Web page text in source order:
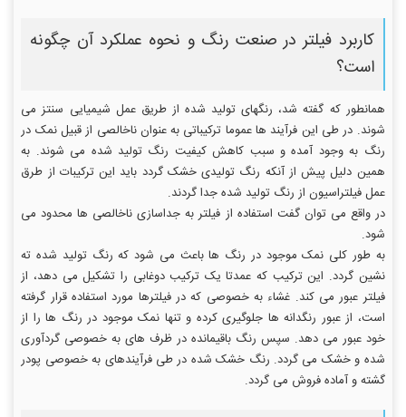
کاربرد فیلتر در صنعت رنگ و نحوه عملکرد آن چگونه
است؟
همانطور که گفته شد، رنگهای تولید شده از طریق عمل شیمیایی سنتز می
شوند. در طی این فرآیند ها عموما ترکیباتی به عنوان ناخالصی از قبیل نمک در
رنگ به وجود آمده و سبب کاهش کیفیت رنگ تولید شده می شوند. به
همین دلیل پیش از آنکه رنگ تولیدی خشک گردد باید این ترکیبات از طرق
عمل فیلتراسیون از رنگ تولید شده جدا گردند.
در واقع می توان گفت استفاده از فیلتر به جداسازی ناخالصی ها محدود می
شود.
به طور کلی نمک موجود در رنگ ها باعث می شود که رنگ تولید شده ته
نشین گردد. این ترکیب که عمدتا یک ترکیب دوغابی را تشکیل می دهد، از
فیلتر عبور می کند. غشاء به خصوصی که در فیلترها مورد استفاده قرار گرفته
است، از عبور رنگدانه ها جلوگیری کرده و تنها نمک موجود در رنگ ها را از
خود عبور می دهد. سپس رنگ باقیمانده در ظرف های به خصوصی گردآوری
شده و خشک می گردد. رنگ خشک شده در طی فرآیندهای به خصوصی پودر
گشته و آماده فروش می گردد.